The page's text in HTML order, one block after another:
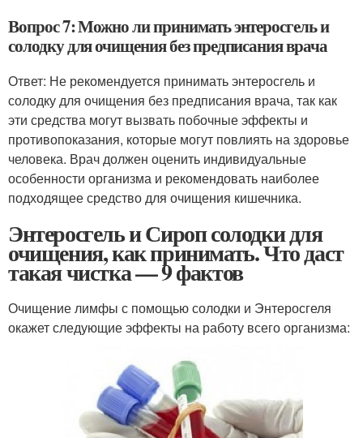
Вопрос 7: Можно ли принимать энтеросгель и
солодку для очищения без предписания врача
Ответ: Не рекомендуется принимать энтеросгель и
солодку для очищения без предписания врача, так как
эти средства могут вызвать побочные эффекты и
противопоказания, которые могут повлиять на здоровье
человека. Врач должен оценить индивидуальные
особенности организма и рекомендовать наиболее
подходящее средство для очищения кишечника.
Энтеросгель и Сироп солодки для
очищения, как принимать. Что даст
такая чистка — 9 фактов
Очищение лимфы с помощью солодки и Энтеросгеля
окажет следующие эффекты на работу всего организма: